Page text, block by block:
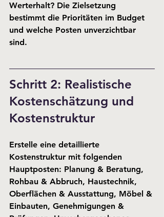
Werterhalt? Die Zielsetzung
bestimmt die Prioritäten im Budget
und welche Posten unverzichtbar
sind.
Schritt 2: Realistische
Kostenschätzung und
Kostenstruktur
Erstelle eine detaillierte
Kostenstruktur mit folgenden
Hauptposten: Planung & Beratung,
Rohbau & Abbruch, Haustechnik,
Oberflächen & Ausstattung, Möbel &
Einbauten, Genehmigungen &